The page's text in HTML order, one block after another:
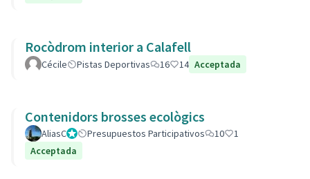
Rocòdrom interior a Calafell
Cécile Pistas Deportivas 16 14 Acceptada
Contenidors brosses ecològics
AliasCGestorPresupuestos Participativos 10
1
Acceptada